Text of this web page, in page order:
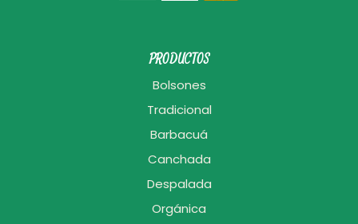
PRODUCTOS
Bolsones
Tradicional
Barbacuá
Canchada
Despalada
Orgánica